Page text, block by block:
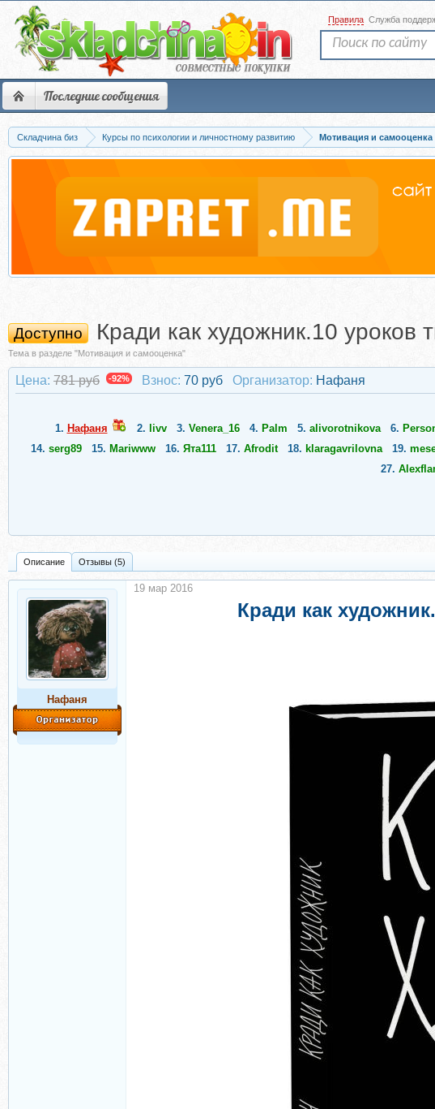
Последние сообщения
Правила Служба
Складчина биз Курсы по психологии и личностному развитию Мотивация и самооценка
Доступно Кради как художник.10 уроков
Тема в разделе "Мотивация и самооценка"
Цена: 781 руб -92% Взнос: 70 руб Организатор: Нафаня
1. Нафаня 2. livv 3. Venera_16 4. Palm 5. alivorotnikova 6.
14. serg89 15. Маriwww 16. Ята111 17. Afrodit 18. klaragavrilovna 19.
27.
Описание Отзывы (5)
Нафаня
Кради как
19 мар 2016